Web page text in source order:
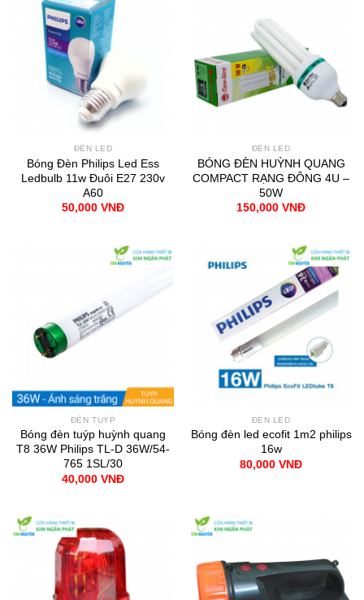
ĐÈN LED
Bóng Đèn Philips Led Ess
Ledbulb 11w Đuôi E27 230v
A60
50,000 VNĐ
ĐÈN LED
BÓNG ĐÈN HUỲNH QUANG
COMPACT RẠNG ĐÔNG 4U –
50W
150,000 VNĐ
ĐÈN TUÝP
Bóng đèn tuýp huỳnh quang
T8 36W Philips TL-D 36W/54-
765 1SL/30
40,000 VNĐ
ĐÈN LED
Bóng đèn led ecofit 1m2 philips
16w
80,000 VNĐ